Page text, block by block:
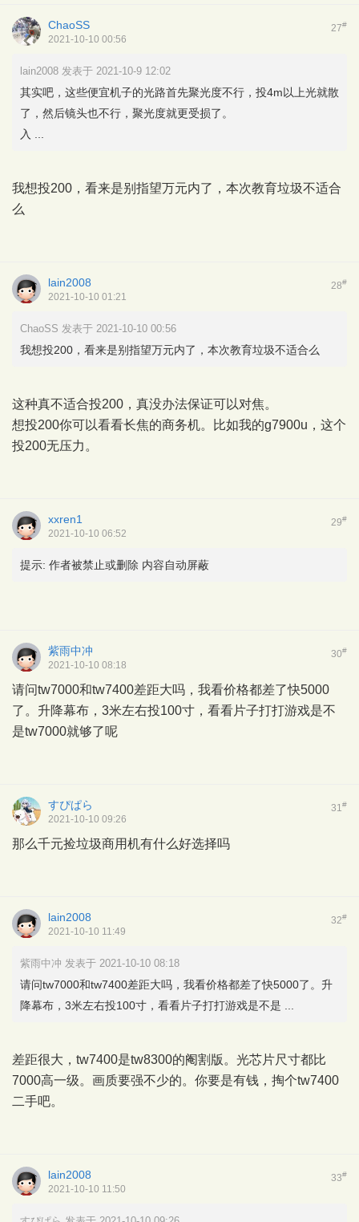
27#
ChaoSS
2021-10-10 00:56
lain2008 发表于 2021-10-9 12:02
其实吧，这些便宜机子的光路首先聚光度不行，投4m以上光就散
了，然后镜头也不行，聚光度就更受损了。
入 ...
我想投200，看来是别指望万元内了，本次教育垃圾不适合
么
28#
lain2008
2021-10-10 01:21
ChaoSS 发表于 2021-10-10 00:56
我想投200，看来是别指望万元内了，本次教育垃圾不适合么
这种真不适合投200，真没办法保证可以对焦。
想投200你可以看看长焦的商务机。比如我的g7900u，这个
投200无压力。
29#
xxren1
2021-10-10 06:52
提示: 作者被禁止或删除 内容自动屏蔽
30#
紫雨中冲
2021-10-10 08:18
请问tw7000和tw7400差距大吗，我看价格都差了快5000
了。升降幕布，3米左右投100寸，看看片子打打游戏是不
是tw7000就够了呢
31 #
すぴぱら
2021-10-10 09:26
那么千元捡垃圾商用机有什么好选择吗
32#
lain2008
2021-10-10 11:49
紫雨中冲 发表于 2021-10-10 08:18
请问tw7000和tw7400差距大吗，我看价格都差了快5000了。升
降幕布，3米左右投100寸，看看片子打打游戏是不是 ...
差距很大，tw7400是tw8300的阉割版。光芯片尺寸都比
7000高一级。画质要强不少的。你要是有钱，掏个tw7400
二手吧。
33#
lain2008
2021-10-10 11:50